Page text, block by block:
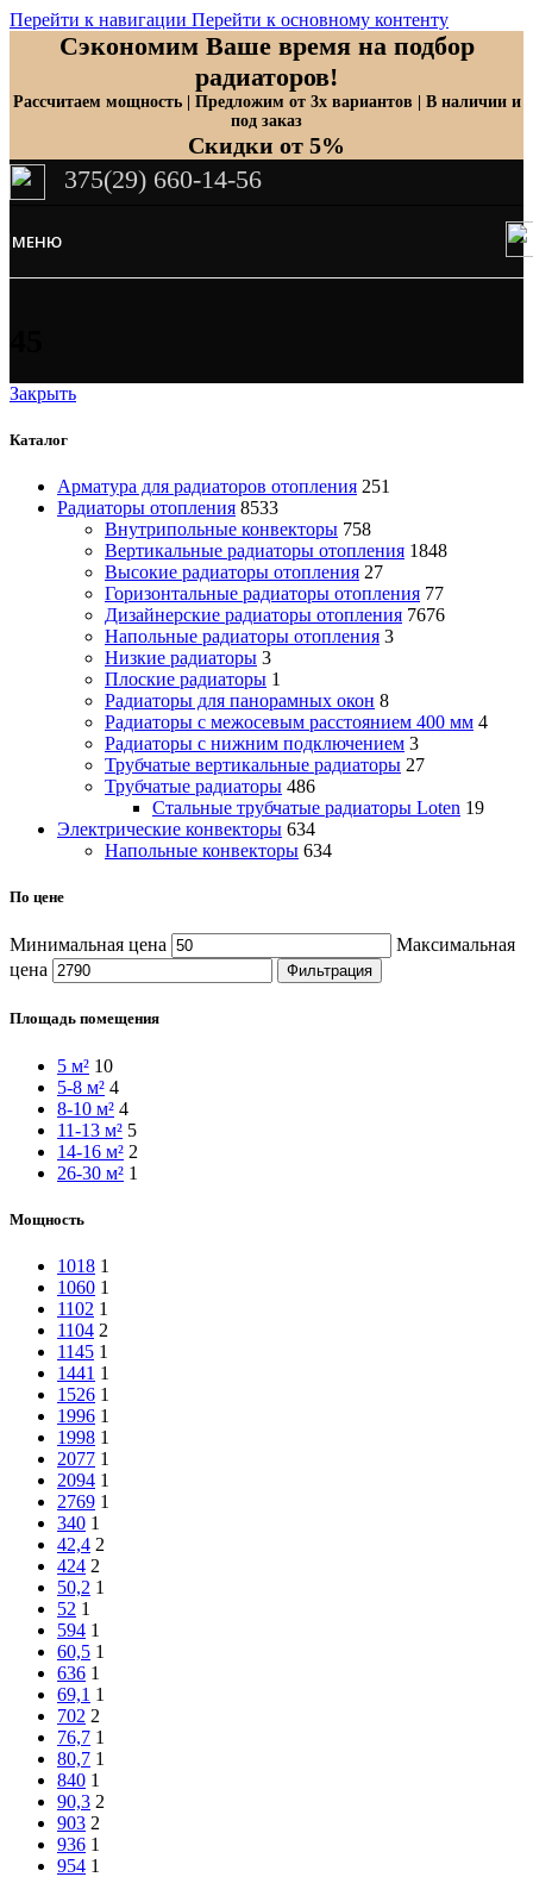
Перейти к навигации Перейти к основному контенту
Сэкономим Ваше время на подбор
радиаторов!
Рассчитаем мощность | Предложим от 3х вариантов | В наличии и
под заказ
Скидки от 5%
375(29) 660-14-56
МЕНЮ
Закрыть
Каталог
Арматура для радиаторов отопления 251
Радиаторы отопления 8533
Внутрипольные конвекторы 758
Вертикальные радиаторы отопления 1848
Высокие радиаторы отопления 27
Горизонтальные радиаторы отопления 77
Дизайнерские радиаторы отопления 7676
Напольные радиаторы отопления 3
Низкие радиаторы 3
Плоские радиаторы 1
Радиаторы для панорамных окон 8
Радиаторы с межосевым расстоянием 400 мм 4
Радиаторы с нижним подключением 3
Трубчатые вертикальные радиаторы 27
Трубчатые радиаторы 486
Cтальные трубчатые радиаторы Loten 19
Электрические конвекторы 634
Напольные конвекторы 634
По цене
Минимальная цена
Максимальная
цена
Фильтрация
Площадь помещения
5 м² 10
5-8 м² 4
8-10 м² 4
11-13 м² 5
14-16 м² 2
26-30 м² 1
Мощность
1018 1
1060 1
1102 1
1104 2
1145 1
1441 1
1526 1
1996 1
1998 1
2077 1
2094 1
2769 1
340 1
42,4 2
424 2
50,2 1
52 1
594 1
60,5 1
636 1
69,1 1
702 2
76,7 1
80,7 1
840 1
90,3 2
903 2
936 1
954 1